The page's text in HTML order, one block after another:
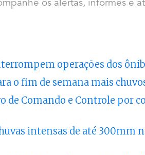
os alertas, informes e
operações dos
o fim de semana mais
de Comando e Controle por
intensas de até 300mm